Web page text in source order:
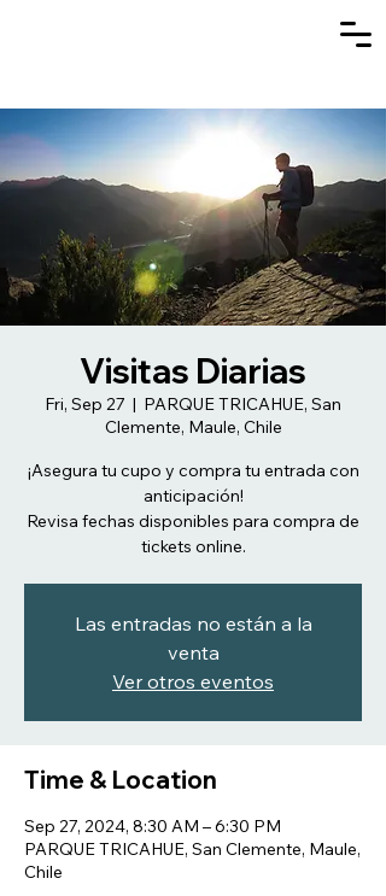
Visitas Diarias
Fri, Sep 27
  |
PARQUE TRICAHUE, San
Clemente, Maule, Chile
¡Asegura tu cupo y compra tu entrada con
anticipación!
Revisa fechas disponibles para compra de
tickets online.
Las entradas no están a la
venta
Ver otros eventos
Time & Location
Sep 27, 2024, 8:30 AM – 6:30 PM
PARQUE TRICAHUE, San Clemente, Maule,
Chile